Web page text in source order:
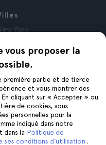
vous proposer la
première partie et de tierce
et vous montrer des
cliquant sur « Accepter » ou
de cookies, vous
personnelles pour la
indiqué dans notre
dans la Politique de
ses conditions d'utilisation .
York
nous sur